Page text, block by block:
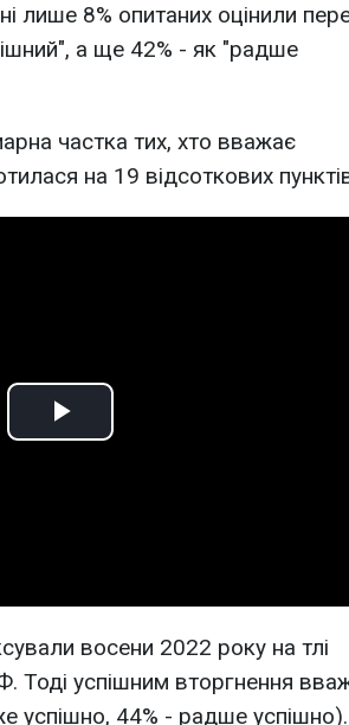
лише 8% опитаних оцінили
а ще 42% - як "радше
частка тих, хто вважає
на 19 відсоткових
Play
восени 2022 року на тлі
Тоді успішним вторгнення
успішно, 44% - радше успішно).